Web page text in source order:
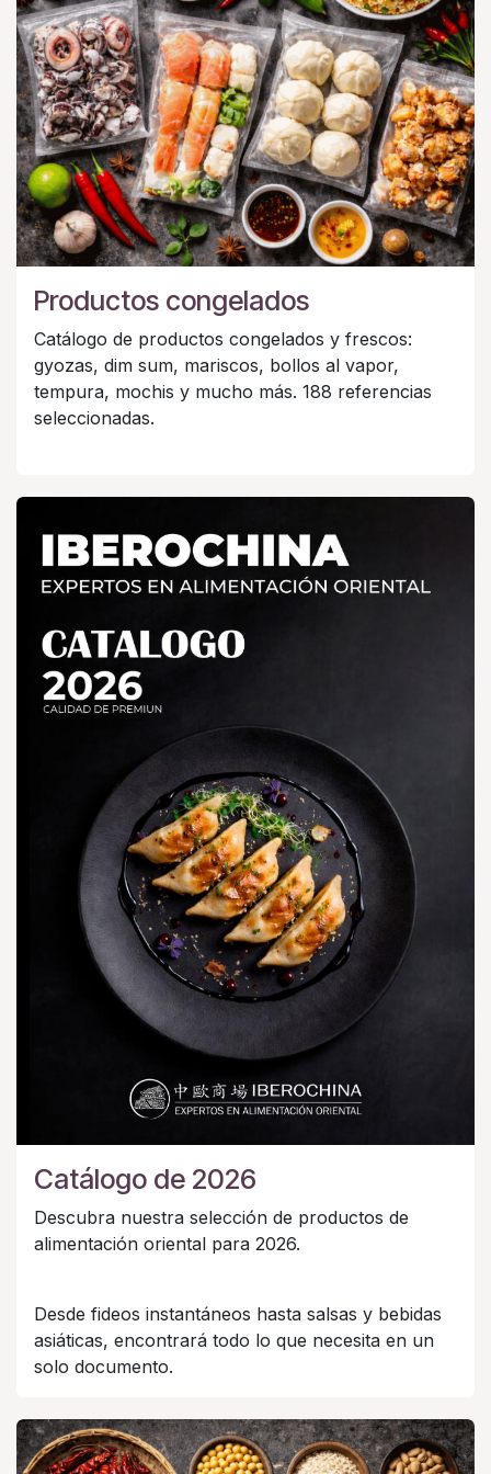
Productos congelados
Catálogo de productos congelados y frescos:
gyozas, dim sum, mariscos, bollos al vapor,
tempura, mochis y mucho más. 188 referencias
seleccionadas.
Catálogo de 2026
Descubra nuestra selección de productos de
alimentación oriental para 2026.
Desde fideos instantáneos hasta salsas y bebidas
asiáticas, encontrará todo lo que necesita en un
solo documento.